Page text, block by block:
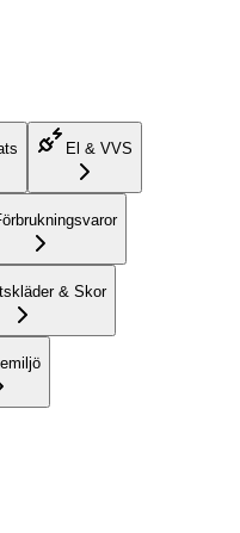
El & VVS
& Skor